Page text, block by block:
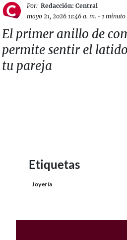
Por: Redacción: Central
mayo 21, 2026 11:46 a. m. • 1 minuto
El primer anillo de
permite sentir el
tu pareja
Etiquetas
Joyería